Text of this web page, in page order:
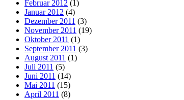
Februar 2012 (1)
Januar 2012 (4)
Dezember 2011 (3)
November 2011 (19)
Oktober 2011 (1)
September 2011 (3)
August 2011 (1)
Juli 2011 (5)
Juni 2011 (14)
Mai 2011 (15)
April 2011 (8)